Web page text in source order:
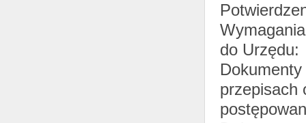
do Urzędu:
przepisach